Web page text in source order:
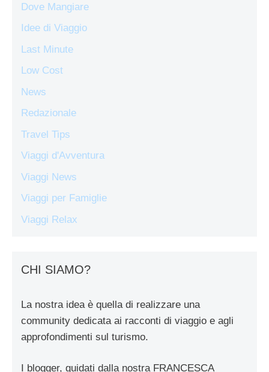
Dove Mangiare
Idee di Viaggio
Last Minute
Low Cost
News
Redazionale
Travel Tips
Viaggi d'Avventura
Viaggi News
Viaggi per Famiglie
Viaggi Relax
CHI SIAMO?
La nostra idea è quella di realizzare una
community dedicata ai racconti di viaggio e agli
approfondimenti sul turismo.
I blogger, guidati dalla nostra FRANCESCA